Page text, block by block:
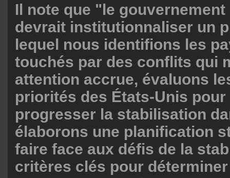
Il note que "le
devrait institutionnaliser un
lequel nous identifions les
touchés par des conflits qui
attention accrue, évaluons
priorités des États-Unis pour
progresser la stabilisation
élaborons une planification
faire face aux défis de la
critères clés pour